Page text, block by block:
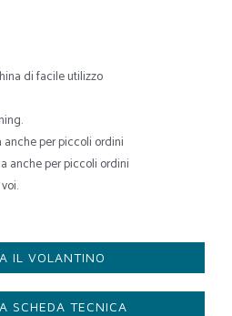
di facile utilizzo
per piccoli ordini
anche per piccoli ordini
IL VOLANTINO
SCHEDA TECNICA